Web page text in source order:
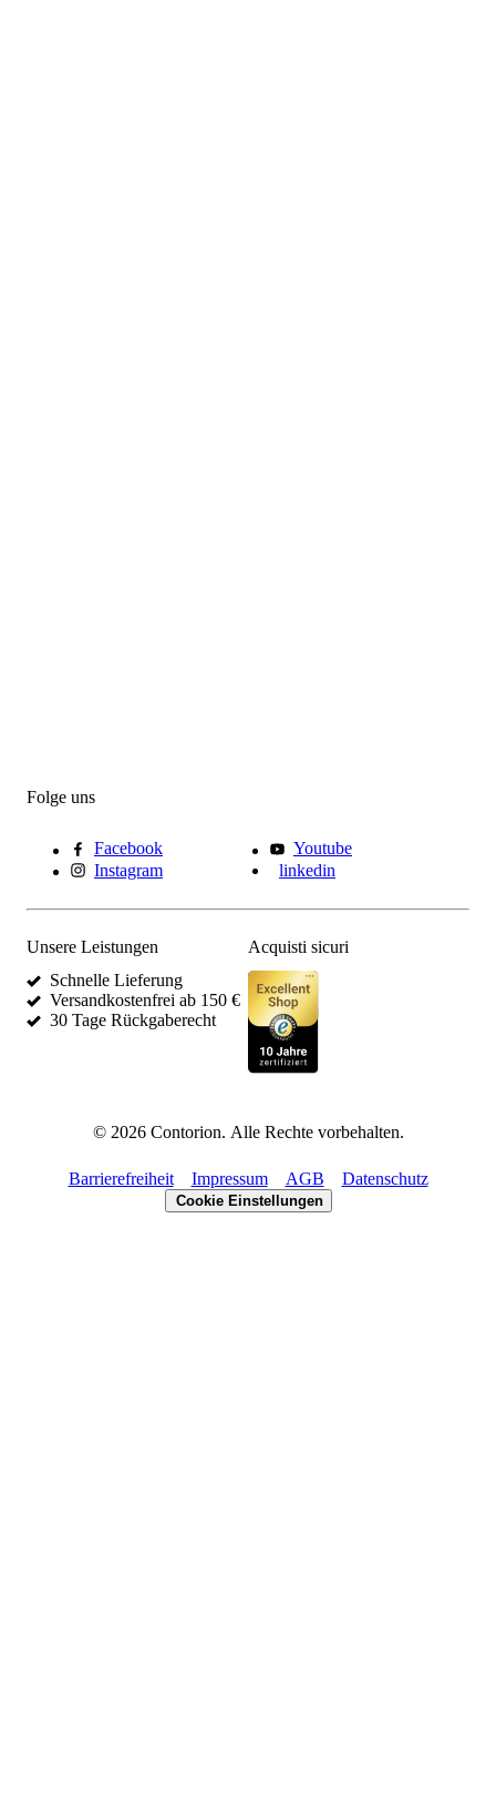
Folge uns
Facebook
Youtube
Instagram
linkedin
Unsere Leistungen
Schnelle Lieferung
Versandkostenfrei ab 150 €
30 Tage Rückgaberecht
Acquisti sicuri
© 2026Contorion. Alle Rechte vorbehalten.
Barrierefreiheit Impressum AGB Datenschutz
Cookie Einstellungen